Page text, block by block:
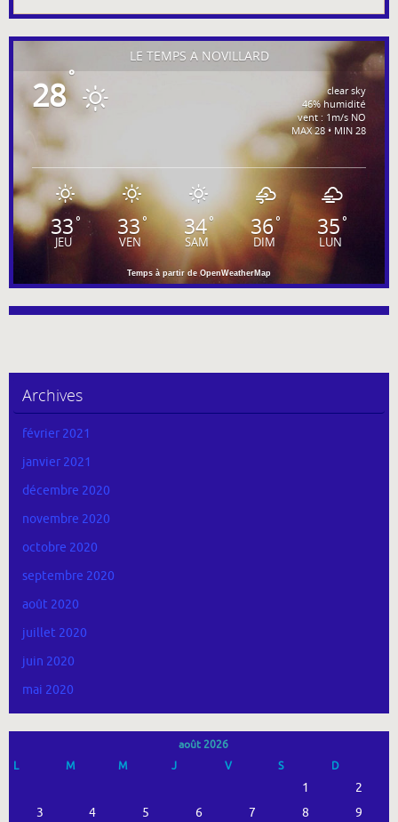
LE TEMPS À NOVILLARD
28°
clear sky
46% humidité
vent : 1m/s NO
MAX 28 • MIN 28
33°
JEU
33°
VEN
34°
SAM
36°
DIM
35°
LUN
Temps à partir de OpenWeatherMap
Archives
février 2021
janvier 2021
décembre 2020
novembre 2020
octobre 2020
septembre 2020
août 2020
juillet 2020
juin 2020
mai 2020
août 2026
L
M M J V S D
1
2
3
4 5 6 7 8 9